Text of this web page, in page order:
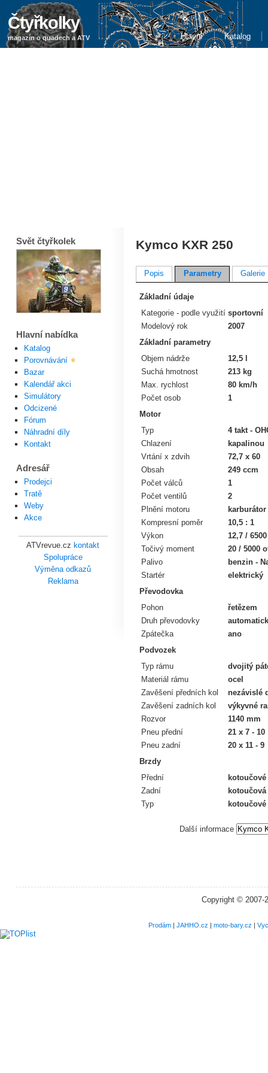
Čtyřkolky
magazín o quadech a ATV Hlavní Katalog
Kymco KXR 250
Popis Parametry Galerie
Základní údaje
Kategorie - podle využití sportovní
Modelový rok
2007
Základní parametry
Objem nádrže
12,5 l
Suchá hmotnost
213 kg
Max. rychlost
80 km/h
Počet osob
1
Motor
Typ
4 takt -
Chlazení
kapalinou
Vrtání x zdvih
72,7 x 60
Obsah
249 ccm
Počet válců
1
Počet ventilů
2
Plnění motoru
karburátor
Kompresní poměr
10,5 : 1
Výkon
12,7 /
Točivý moment
20 / 5000
Palivo
benzin -
Startér
elektrický
Převodovka
Pohon
řetězem
Druh převodovky
Zpátečka
ano
Podvozek
Typ rámu
dvojitý
Materiál rámu
ocel
Zavěšení předních kol
nezávislé
Zavěšení zadních kol
výkyvné
Rozvor
1140 mm
Pneu přední
21 x 7 - 10
Pneu zadní
20 x 11 - 9
Brzdy
Přední
kotoučové
Zadní
kotoučová
Typ
kotoučové
Další informace
Svět čtyřkolek
Hlavní nabídka
Katalog
Porovnávání
Bazar
Kalendář akci
Simulátory
Odcizené
Fórum
Náhradní díly
Kontakt
Adresář
Prodejci
Tratě
Weby
Akce
ATVrevue.cz kontakt
Spolupráce
Výměna odkazů
Reklama
Copyright © 2007-
Prodám| JAHHO.cz | moto-bary.cz |